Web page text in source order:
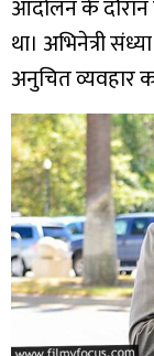
आंदोलन के
था। अभिनेत्री
अनुचित व्यवहार